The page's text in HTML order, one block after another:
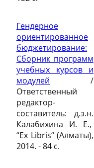
Гендерное
ориентированное
бюджетирование:
Сборник программ
учебных курсов и
модулей /
Ответственный
редактор-
составитель: д.э.н.
Калабихина И. Е.,
“Ex Libris“ (Алматы),
2014. - 84 c.